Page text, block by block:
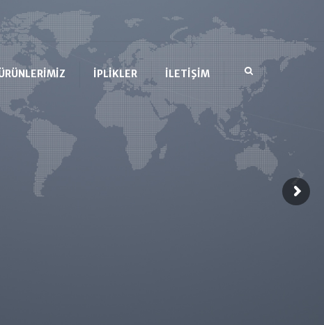
Örme
Fitil Çekim
İPLİKLER
Fantazi Örgü İplikleri
Fitil Çekim İplikleri
İLETİŞİM
Genel Merkez
Bayilerimiz